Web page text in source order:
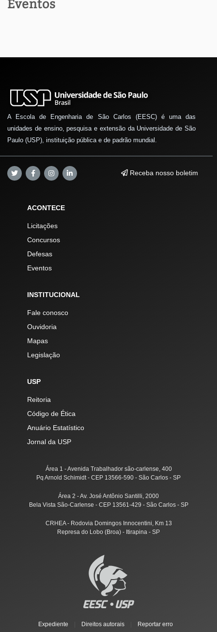
Eventos
A Escola de Engenharia de São Carlos (EESC) é uma das
unidades de ensino, pesquisa e extensão da Universidade de São
Paulo (USP), instituição pública e de padrão mundial.
Receba nosso boletim
ACONTECE
Licitações
Concursos
Defesas
Eventos
INSTITUCIONAL
Fale conosco
Ouvidoria
Mapas
Legislação
USP
Reitoria
Código de Ética
Anuário Estatístico
Jornal da USP
Área 1 - Avenida Trabalhador são-carlense, 400
Pq Arnold Schimidt - CEP 13566-590 - São Carlos - SP
Área 2 - Av. José Antônio Santilli, 2000
Bela Vista São-Carlense - CEP 13561-429 - São Carlos - SP
CRHEA - Rodovia Domingos Innocentini, Km 13
Represa do Lobo (Broa) - Itirapina - SP
Expediente Direitos autorais Reportar erro